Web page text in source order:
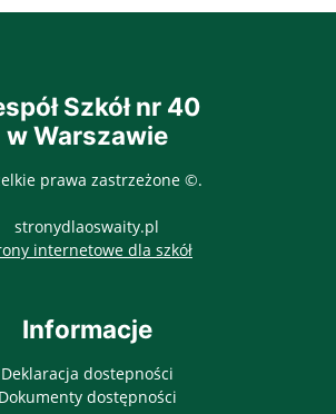
Szkół nr 40
w Warszawie
prawa zastrzeżone ©.
stronydlaoswaity.pl
internetowe dla szkółotwiera się w
Informacje
Deklaracja dostepności
Dokumenty dostępności